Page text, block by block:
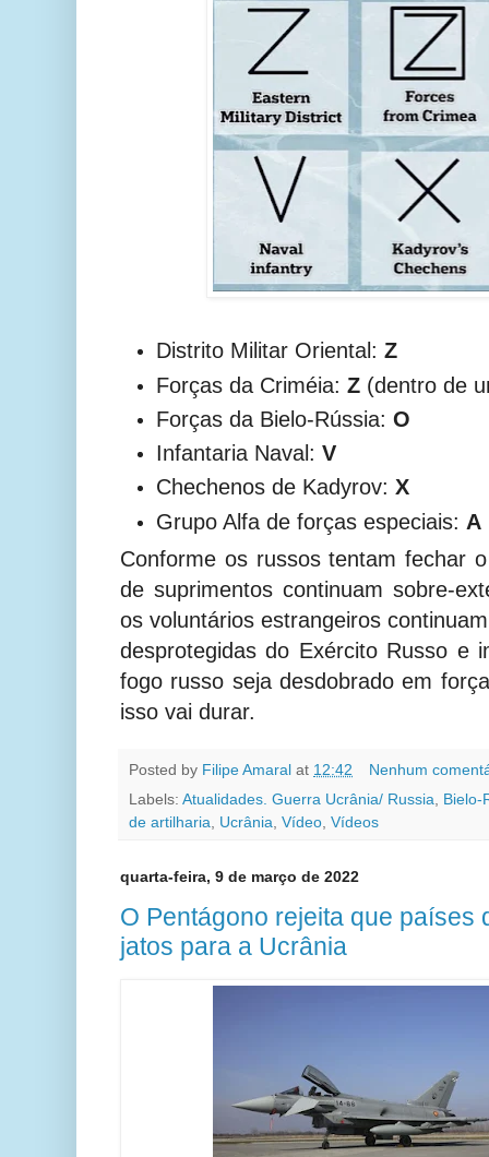
Distrito Militar Oriental: Z
Forças da Criméia: Z (dentro de
Forças da Bielo-Rússia: O
Infantaria Naval: V
Chechenos de Kadyrov: X
Grupo Alfa de forças especiais: A
Conforme os russos tentam fechar
de suprimentos continuam sobre-
os voluntários estrangeiros
desprotegidas do Exército Russo e
fogo russo seja desdobrado em
isso vai durar.
Posted by Filipe Amaral at 12:42
Nenhum
Labels: Atualidades. Guerra Ucrânia/ Russia
Bielo-
de artilharia
Ucrânia Vídeo Vídeos
quarta-feira, 9 de março de 2022
O Pentágono rejeita que países
jatos para a Ucrânia